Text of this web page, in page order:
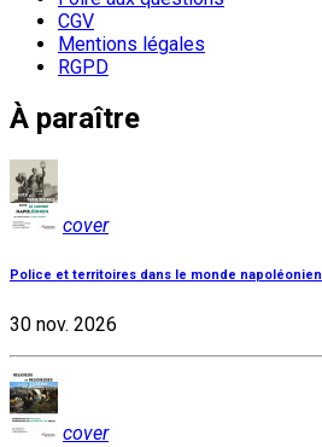
CGV
Mentions légales
RGPD
À paraître
cover
Police et territoires dans le monde napoléonien
30 nov. 2026
cover